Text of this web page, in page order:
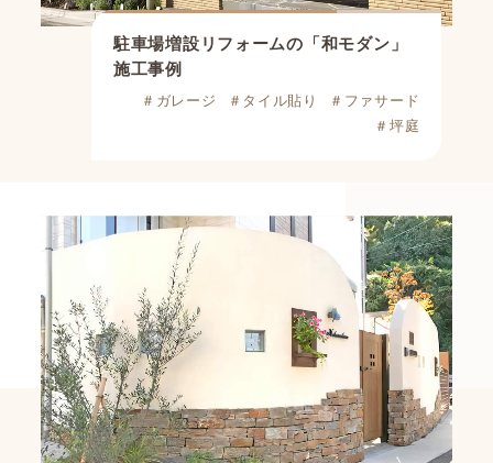
駐車場増設リフォームの「和モダン」
施工事例
＃ガレージ ＃タイル貼り
＃ファサード
＃坪庭